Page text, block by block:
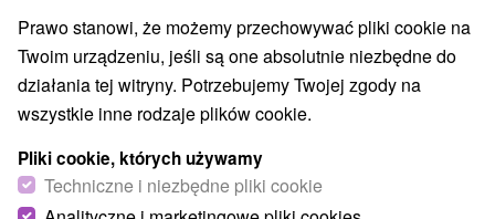
Prawo stanowi, że możemy przechowywać pliki cookie na
Twoim urządzeniu, jeśli są one absolutnie niezbędne do
działania tej witryny. Potrzebujemy Twojej zgody na
wszystkie inne rodzaje plików cookie.
Pliki cookie, których używamy
Techniczne i niezbędne pliki cookie